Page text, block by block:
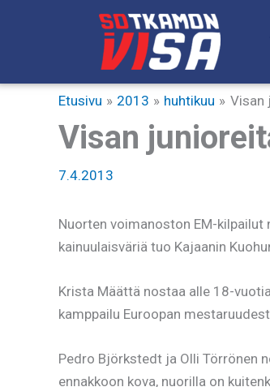
Etusivu 2013 huhtikuu Visan
Visan
7.4.2013
Nuorten voimanoston EM-
kainuulaisväriä tuo Kajaanin
Krista Määttä nostaa alle 18-
kamppailu Euroopan
Pedro Björkstedt ja Olli Törrönen
ennakkoon kova, nuorilla on